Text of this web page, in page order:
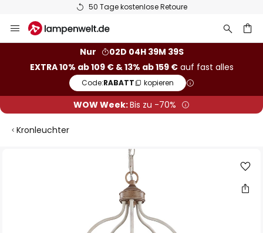
50 Tage kostenlose Retoure
Inhalt
Nur
02D 04H 39M 39S
EXTRA 10% ab 109 € & 13% ab 159 €auf fast alles
Code:RABATT kopieren
WOW Week:Bis zu -70%
Kronleuchter